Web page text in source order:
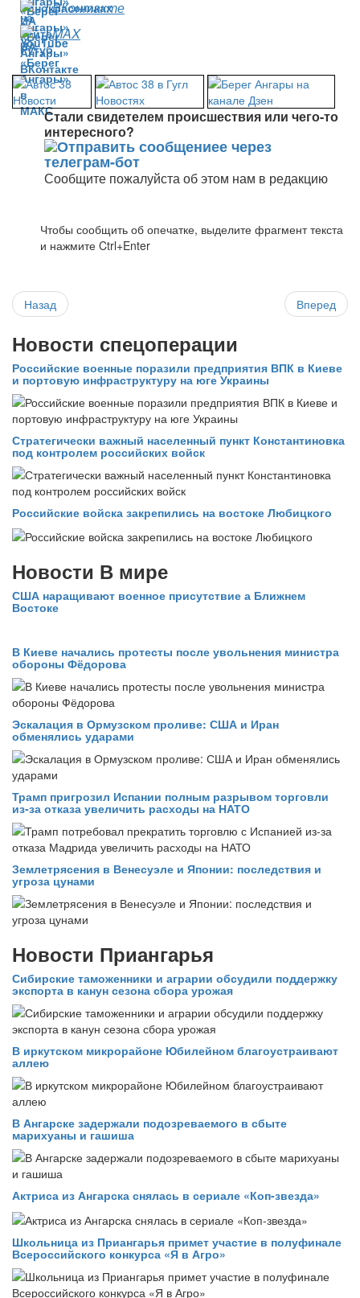
ВКонтакте
MAX
Стали свидетелем происшествия или чего-то
интересного?
Сообщите пожалуйста об этом нам в редакцию
Чтобы сообщить об опечатке, выделите фрагмент текста
и нажмите Ctrl+Enter
Назад Вперед
Новости спецоперации
Российские военные поразили предприятия ВПК в Киеве
и портовую инфраструктуру на юге Украины
Стратегически важный населенный пункт Константиновка
под контролем российских войск
Российские войска закрепились на востоке Любицкого
Новости В мире
США наращивают военное присутствие а Ближнем
Востоке
В Киеве начались протесты после увольнения министра
обороны Фёдорова
Эскалация в Ормузском проливе: США и Иран
обменялись ударами
Трамп пригрозил Испании полным разрывом торговли
из‑за отказа увеличить расходы на НАТО
Землетрясения в Венесуэле и Японии: последствия и
угроза цунами
Новости Приангарья
Сибирские таможенники и аграрии обсудили поддержку
экспорта в канун сезона сбора урожая
В иркутском микрорайоне Юбилейном благоустраивают
аллею
В Ангарске задержали подозреваемого в сбыте
марихуаны и гашиша
Актриса из Ангарска снялась в сериале «Коп-звезда»
Школьница из Приангарья примет участие в полуфинале
Всероссийского конкурса «Я в Агро»